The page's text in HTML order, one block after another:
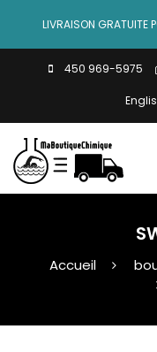
LIVRAISON GRATUITE
450 969-5975
Accueil